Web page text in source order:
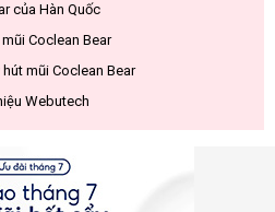
của Hàn Quốc
Coclean Bear
mũi Coclean Bear
Webutech